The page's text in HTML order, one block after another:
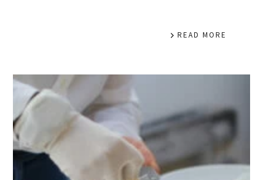
READ MORE